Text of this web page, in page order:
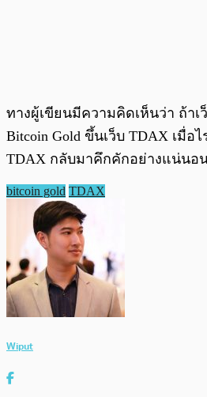
ทางผู้เขียนมีความคิดเห็นว่า ถ้า
Bitcoin Gold ขึ้นเว็บ TDAX เมื่อ
TDAX กลับมาคึกคักอย่างแน่นอ
bitcoin gold TDAX
Wiput